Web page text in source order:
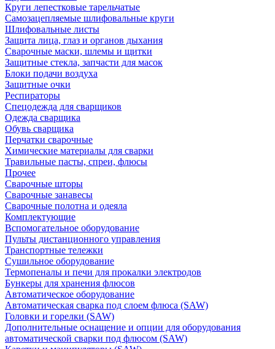
Круги лепестковые тарельчатые
Самозацепляемые шлифовальные круги
Шлифовальные листы
Защита лица, глаз и органов дыхания
Сварочные маски, шлемы и щитки
Защитные стекла, запчасти для масок
Блоки подачи воздуха
Защитные очки
Респираторы
Спецодежда для сварщиков
Одежда сварщика
Обувь сварщика
Перчатки сварочные
Химические материалы для сварки
Травильные пасты, спреи, флюсы
Прочее
Сварочные шторы
Сварочные занавесы
Сварочные полотна и одеяла
Комплектующие
Вспомогательное оборудование
Пульты дистанционного управления
Транспортные тележки
Сушильное оборудование
Термопеналы и печи для прокалки электродов
Бункеры для хранения флюсов
Автоматическое оборудование
Автоматическая сварка под слоем флюса (SAW)
Головки и горелки (SAW)
Дополнительные оснащение и опции для оборудования
автоматической сварки под флюсом (SAW)